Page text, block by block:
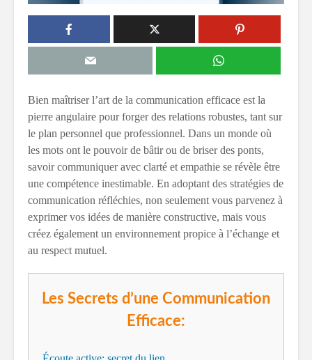
Bien maîtriser l’art de la communication efficace est la
pierre angulaire pour forger des relations robustes, tant sur
le plan personnel que professionnel. Dans un monde où
les mots ont le pouvoir de bâtir ou de briser des ponts,
savoir communiquer avec clarté et empathie se révèle être
une compétence inestimable. En adoptant des stratégies de
communication réfléchies, non seulement vous parvenez à
exprimer vos idées de manière constructive, mais vous
créez également un environnement propice à l’échange et
au respect mutuel.
Les Secrets d’une Communication
Efficace: